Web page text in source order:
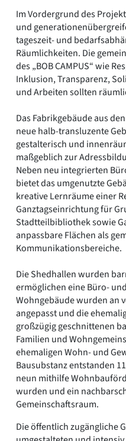
Im Vordergrund des
und
tageszeit- und
Räumlichkeiten. Die
des „BOB CAMPUS“ wie
Inklusion, Transparenz,
und Arbeiten sollten
Das Fabrikgebäude aus
neue halb-transluzente
gestalterisch und
maßgeblich zur
Neben neu integrierten
bietet das umgenutzte
kreative Lernräume einer
Ganztagseinrichtung für
Stadtteilbibliothek sowie
anpassbare Flächen als
Kommunikationsbereiche.
Die Shedhallen wurden
ermöglichen eine Büro-
Wohngebäude wurden an
angepasst und die
großzügig geschnittenen
Familien und
ehemaligen Wohn- und
Bausubstanz entstanden
neun mithilfe
wurden und ein
Gemeinschaftsraum.
Die öffentlich zugängliche